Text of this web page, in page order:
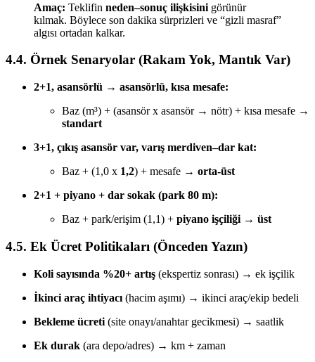
Amaç: Teklifin neden–sonuç ilişkisini görünür
kılmak. Böylece son dakika sürprizleri ve “gizli masraf”
algısı ortadan kalkar.
4.4. Örnek Senaryolar (Rakam Yok, Mantık Var)
2+1, asansörlü → asansörlü, kısa mesafe:
Baz (m³) + (asansör x asansör → nötr) + kısa mesafe →
standart
3+1, çıkış asansör var, varış merdiven–dar kat:
Baz + (1,0 x 1,2) + mesafe → orta-üst
2+1 + piyano + dar sokak (park 80 m):
Baz + park/erişim (1,1) + piyano işçiliği → üst
4.5. Ek Ücret Politikaları (Önceden Yazın)
Koli sayısında %20+ artış (ekspertiz sonrası) → ek işçilik
İkinci araç ihtiyacı (hacim aşımı) → ikinci araç/ekip bedeli
Bekleme ücreti (site onayı/anahtar gecikmesi) → saatlik
Ek durak (ara depo/adres) → km + zaman